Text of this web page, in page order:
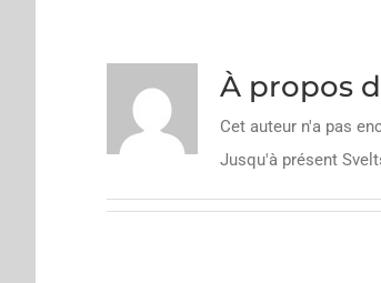
À propos
Cet auteur n'a pas
Jusqu'à présent